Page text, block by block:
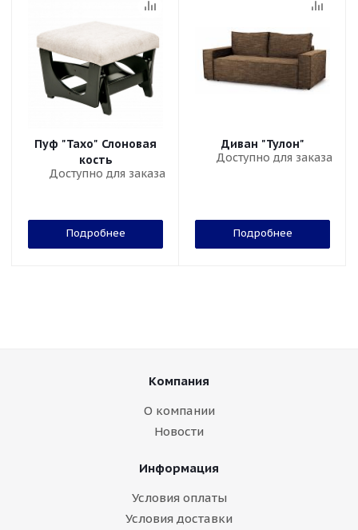
Пуф "Тахо" Слоновая
кость
Доступно для заказа
Подробнее
Диван "Тулон"
Доступно для заказа
Подробнее
Компания
О компании
Новости
Информация
Условия оплаты
Условия доставки